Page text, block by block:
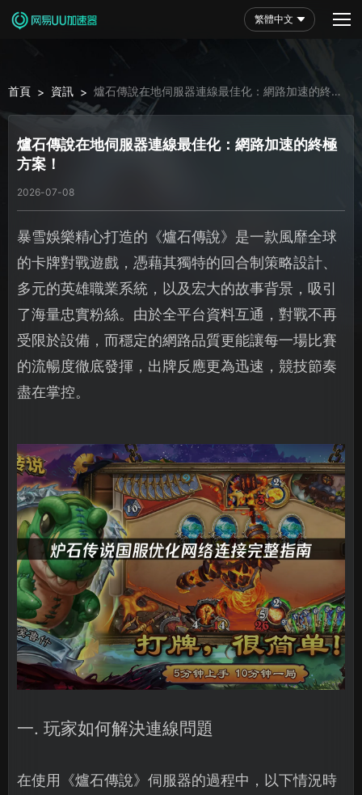
繁體中文
首頁 > 資訊 > 爐石傳說在地伺服器連線最佳化：網路加速的終極
方案！
爐石傳說在地伺服器連線最佳化：網路加速的終極
方案！
2026-07-08
暴雪娛樂精心打造的《爐石傳說》是一款風靡全球
的卡牌對戰遊戲，憑藉其獨特的回合制策略設計、
多元的英雄職業系統，以及宏大的故事背景，吸引
了海量忠實粉絲。由於全平台資料互通，對戰不再
受限於設備，而穩定的網路品質更能讓每一場比賽
的流暢度徹底發揮，出牌反應更為迅速，競技節奏
盡在掌控。
一. 玩家如何解決連線問題
在使用《爐石傳說》伺服器的過程中，以下情況時